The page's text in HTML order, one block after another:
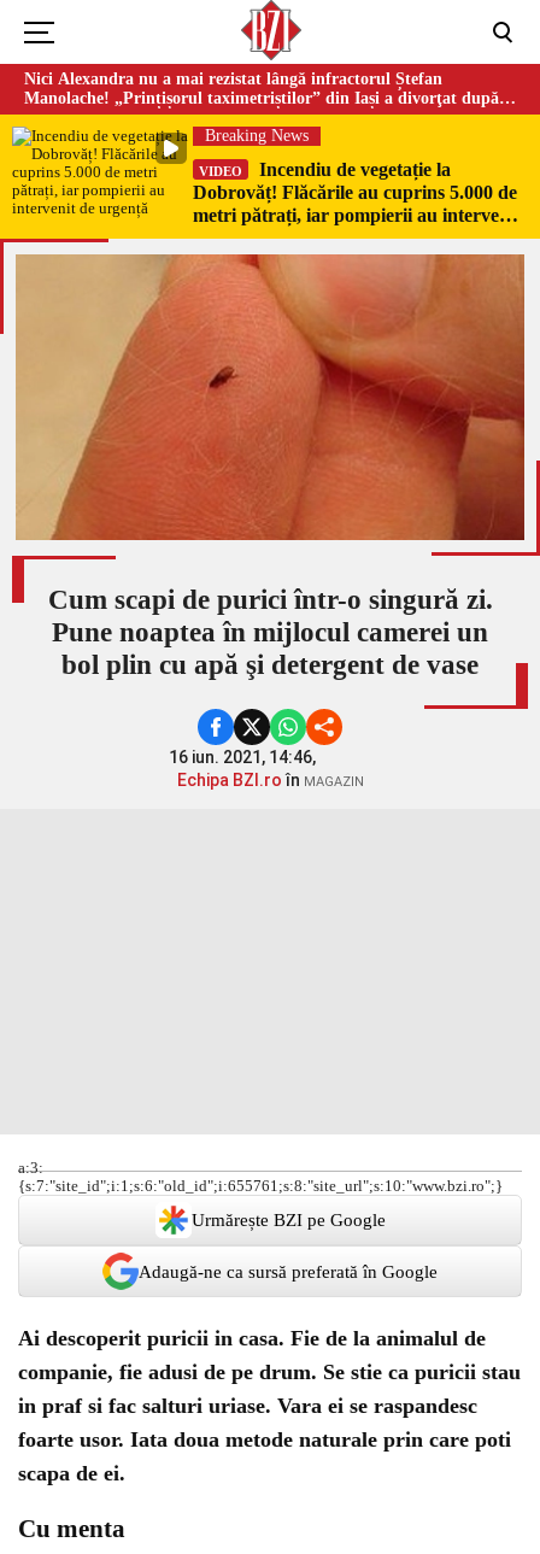
Nici Alexandra nu a mai rezistat lângă infractorul Ștefan
Manolache! „Prințișorul taximetriștilor” din Iași a divorţat după
doi ani de căsnicie
Breaking News
VIDEO
Incendiu de vegetație la
Dobrovăț! Flăcările au cuprins 5.000 de
metri pătrați, iar pompierii au intervenit
de urgență
Cum scapi de purici într-o singură zi.
Pune noaptea în mijlocul camerei un
bol plin cu apă şi detergent de vase
16 iun. 2021, 14:46,
Echipa BZI.roîn MAGAZIN
a:3:
{s:7:"site_id";i:1;s:6:"old_id";i:655761;s:8:"site_url";s:10:"www.bzi.ro";}
Urmărește BZI pe Google
Adaugă-ne ca sursă preferată în Google
Ai descoperit puricii in casa. Fie de la animalul de
companie, fie adusi de pe drum. Se stie ca puricii stau
in praf si fac salturi uriase. Vara ei se raspandesc
foarte usor. Iata doua metode naturale prin care poti
scapa de ei.
Cu menta